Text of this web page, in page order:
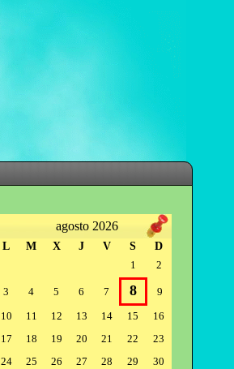
agosto 2026
L M X J V S
D
1
2
3 4 5 6 7 8
9
10
11 12 13 14 15
16
17
18 19 20 21 22
23
24
25 26 27 28 29
30